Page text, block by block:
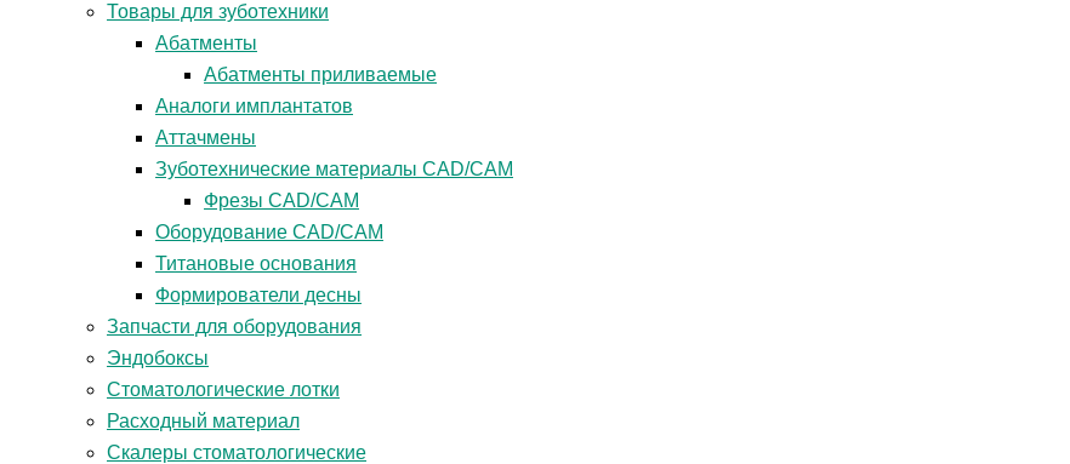
Товары для зуботехники
Абатменты
Абатменты приливаемые
Аналоги имплантатов
Аттачмены
Зуботехнические материалы CAD/CAM
Фрезы CAD/CAM
Оборудование CAD/CAM
Титановые основания
Формирователи десны
Запчасти для оборудования
Эндобоксы
Стоматологические лотки
Расходный материал
Скалеры стоматологические